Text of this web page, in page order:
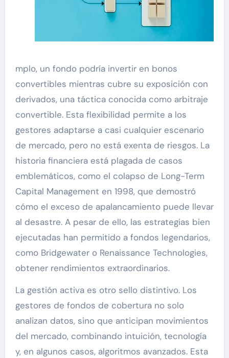
mplo, un fondo podría invertir en bonos
convertibles mientras cubre su exposición con
derivados, una táctica conocida como arbitraje
convertible. Esta flexibilidad permite a los
gestores adaptarse a casi cualquier escenario
de mercado, pero no está exenta de riesgos. La
historia financiera está plagada de casos
emblemáticos, como el colapso de Long-Term
Capital Management en 1998, que demostró
cómo el exceso de apalancamiento puede llevar
al desastre. A pesar de ello, las estrategias bien
ejecutadas han permitido a fondos legendarios,
como Bridgewater o Renaissance Technologies,
obtener rendimientos extraordinarios.
La gestión activa es otro sello distintivo. Los
gestores de fondos de cobertura no solo
analizan datos, sino que anticipan movimientos
del mercado, combinando intuición, tecnología
y, en algunos casos, algoritmos avanzados. Esta